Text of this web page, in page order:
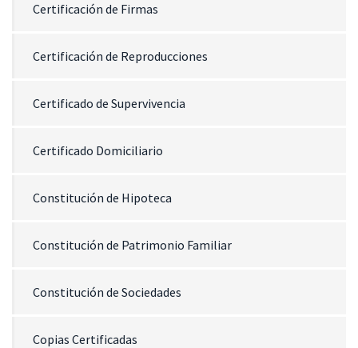
Certificación de Firmas
Certificación de Reproducciones
Certificado de Supervivencia
Certificado Domiciliario
Constitución de Hipoteca
Constitución de Patrimonio Familiar
Constitución de Sociedades
Copias Certificadas